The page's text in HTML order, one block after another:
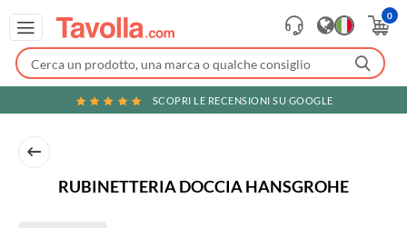
0
SCOPRI LE RECENSIONI SU GOOGLE
RUBINETTERIA DOCCIA HANSGROHE